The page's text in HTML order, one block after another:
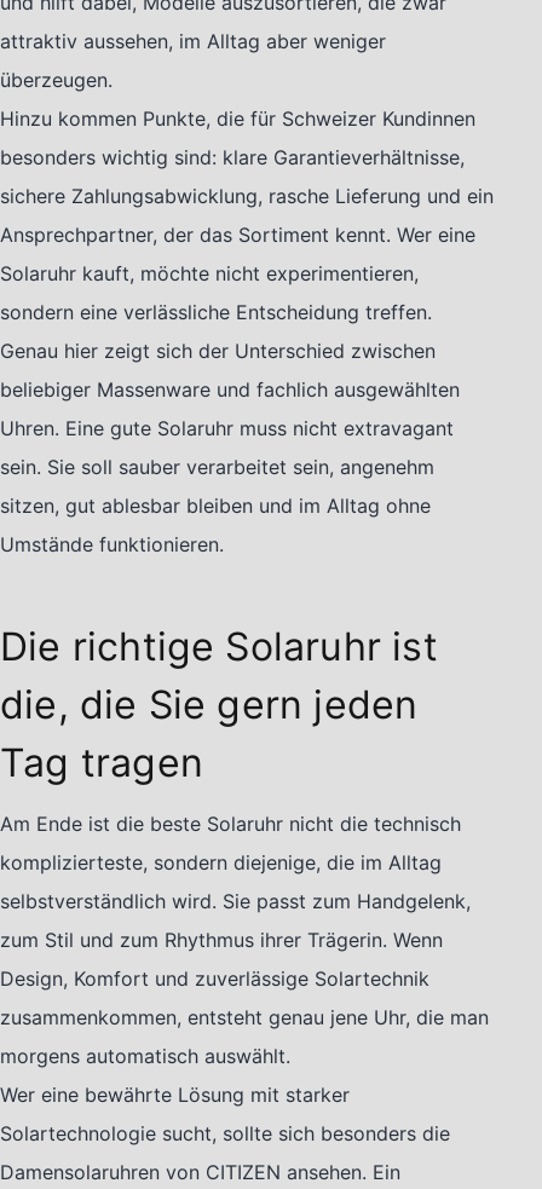
attraktiv aussehen, im Alltag aber weniger
überzeugen.
Hinzu kommen Punkte, die für Schweizer Kundinnen
besonders wichtig sind: klare Garantieverhältnisse,
sichere Zahlungsabwicklung, rasche Lieferung und ein
Ansprechpartner, der das Sortiment kennt. Wer eine
Solaruhr kauft, möchte nicht experimentieren,
sondern eine verlässliche Entscheidung treffen.
Genau hier zeigt sich der Unterschied zwischen
beliebiger Massenware und fachlich ausgewählten
Uhren. Eine gute Solaruhr muss nicht extravagant
sein. Sie soll sauber verarbeitet sein, angenehm
sitzen, gut ablesbar bleiben und im Alltag ohne
Umstände funktionieren.
Die richtige Solaruhr ist
die, die Sie gern jeden
Tag tragen
Am Ende ist die beste Solaruhr nicht die technisch
komplizierteste, sondern diejenige, die im Alltag
selbstverständlich wird. Sie passt zum Handgelenk,
zum Stil und zum Rhythmus ihrer Trägerin. Wenn
Design, Komfort und zuverlässige Solartechnik
zusammenkommen, entsteht genau jene Uhr, die man
morgens automatisch auswählt.
Wer eine bewährte Lösung mit starker
Solartechnologie sucht, sollte sich besonders die
Damensolaruhren von CITIZEN ansehen. Ein